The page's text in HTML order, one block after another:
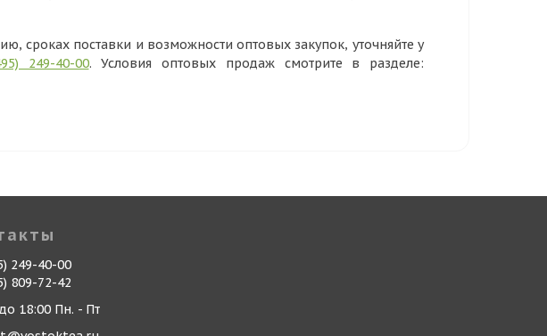
сроках поставки и возможности оптовых закупок, уточняйте у
249-40-00. Условия оптовых продаж смотрите в разделе:
249-40-00
809-72-42
18:00 Пн. - Пт